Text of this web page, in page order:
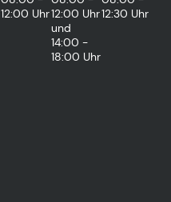
12:00 Uhr12:00 Uhr
und
14:00 -
18:00 Uhr
12:30 Uhr